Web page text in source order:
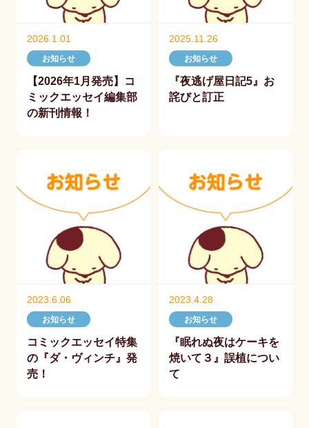
2026.1.01
お知らせ
【2026年1月発売】コ
ミックエッセイ編集部
の新刊情報！
2025.11.26
お知らせ
『夜逃げ屋日記5』お
詫びと訂正
2023.6.06
お知らせ
コミックエッセイ特集
の『ダ・ヴィンチ』発
売！
2023.4.28
お知らせ
『眠れぬ夜はケーキを
焼いて３』誤植につい
て